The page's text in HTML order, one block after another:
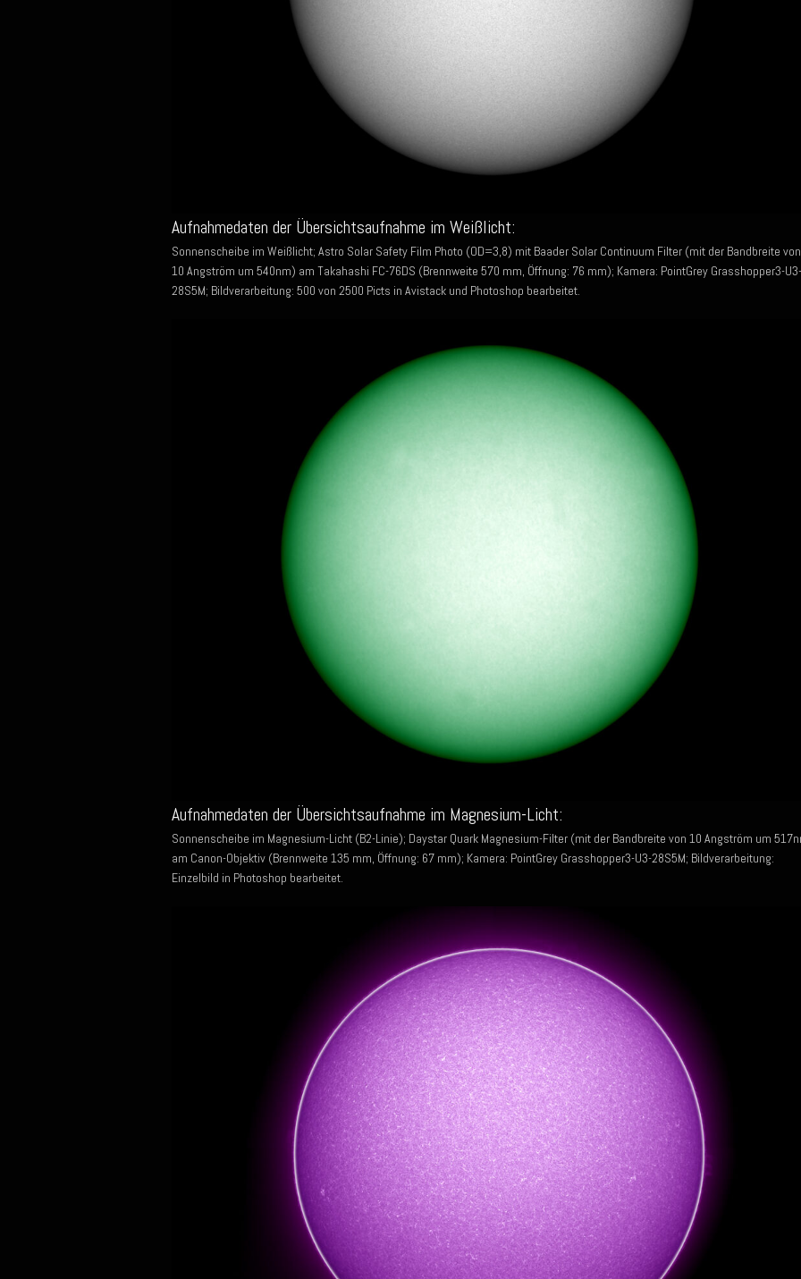
Aufnahmedaten der Übersichtsaufnahme im Weißlicht:
Sonnenscheibe im Weißlicht; Astro Solar Safety Film Photo (OD=3,8) mit Baader Solar Continuum Filter (mit der Bandbreite von
10 Angström um 540nm) am Takahashi FC-76DS (Brennweite 570 mm, Öffnung: 76 mm); Kamera: PointGrey Grasshopper3-U3-
28S5M; Bildverarbeitung: 500 von 2500 Picts in Avistack und Photoshop bearbeitet.
Aufnahmedaten der Übersichtsaufnahme im Magnesium-Licht:
Sonnenscheibe im Magnesium-Licht (B2-Linie); Daystar Quark Magnesium-Filter (mit der Bandbreite von 10 Angström um
am Canon-Objektiv (Brennweite 135 mm, Öffnung: 67 mm); Kamera: PointGrey Grasshopper3-U3-28S5M; Bildverarbeitung:
Einzelbild in Photoshop bearbeitet.